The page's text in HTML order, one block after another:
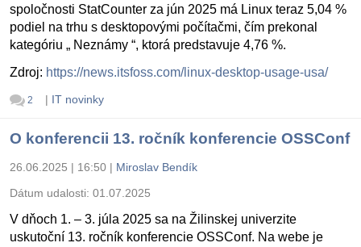
spoločnosti StatCounter za jún 2025 má Linux teraz 5,04 %
podiel na trhu s desktopovými počítačmi, čím prekonal
kategóriu „ Neznámy “, ktorá predstavuje 4,76 %.
Zdroj: https://news.itsfoss.com/linux-desktop-usage-usa/
2 | IT novinky
O konferencii 13. ročník konferencie OSSConf
26.06.2025 | 16:50 | Miroslav Bendík
Dátum udalosti: 01.07.2025
V dňoch 1. – 3. júla 2025 sa na Žilinskej univerzite
uskutoční 13. ročník konferencie OSSConf. Na webe je